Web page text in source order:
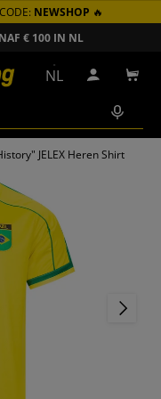
NEWSHOP 🔥
€ 100 IN NL
NL Inloggen
JELEX Heren Shirt